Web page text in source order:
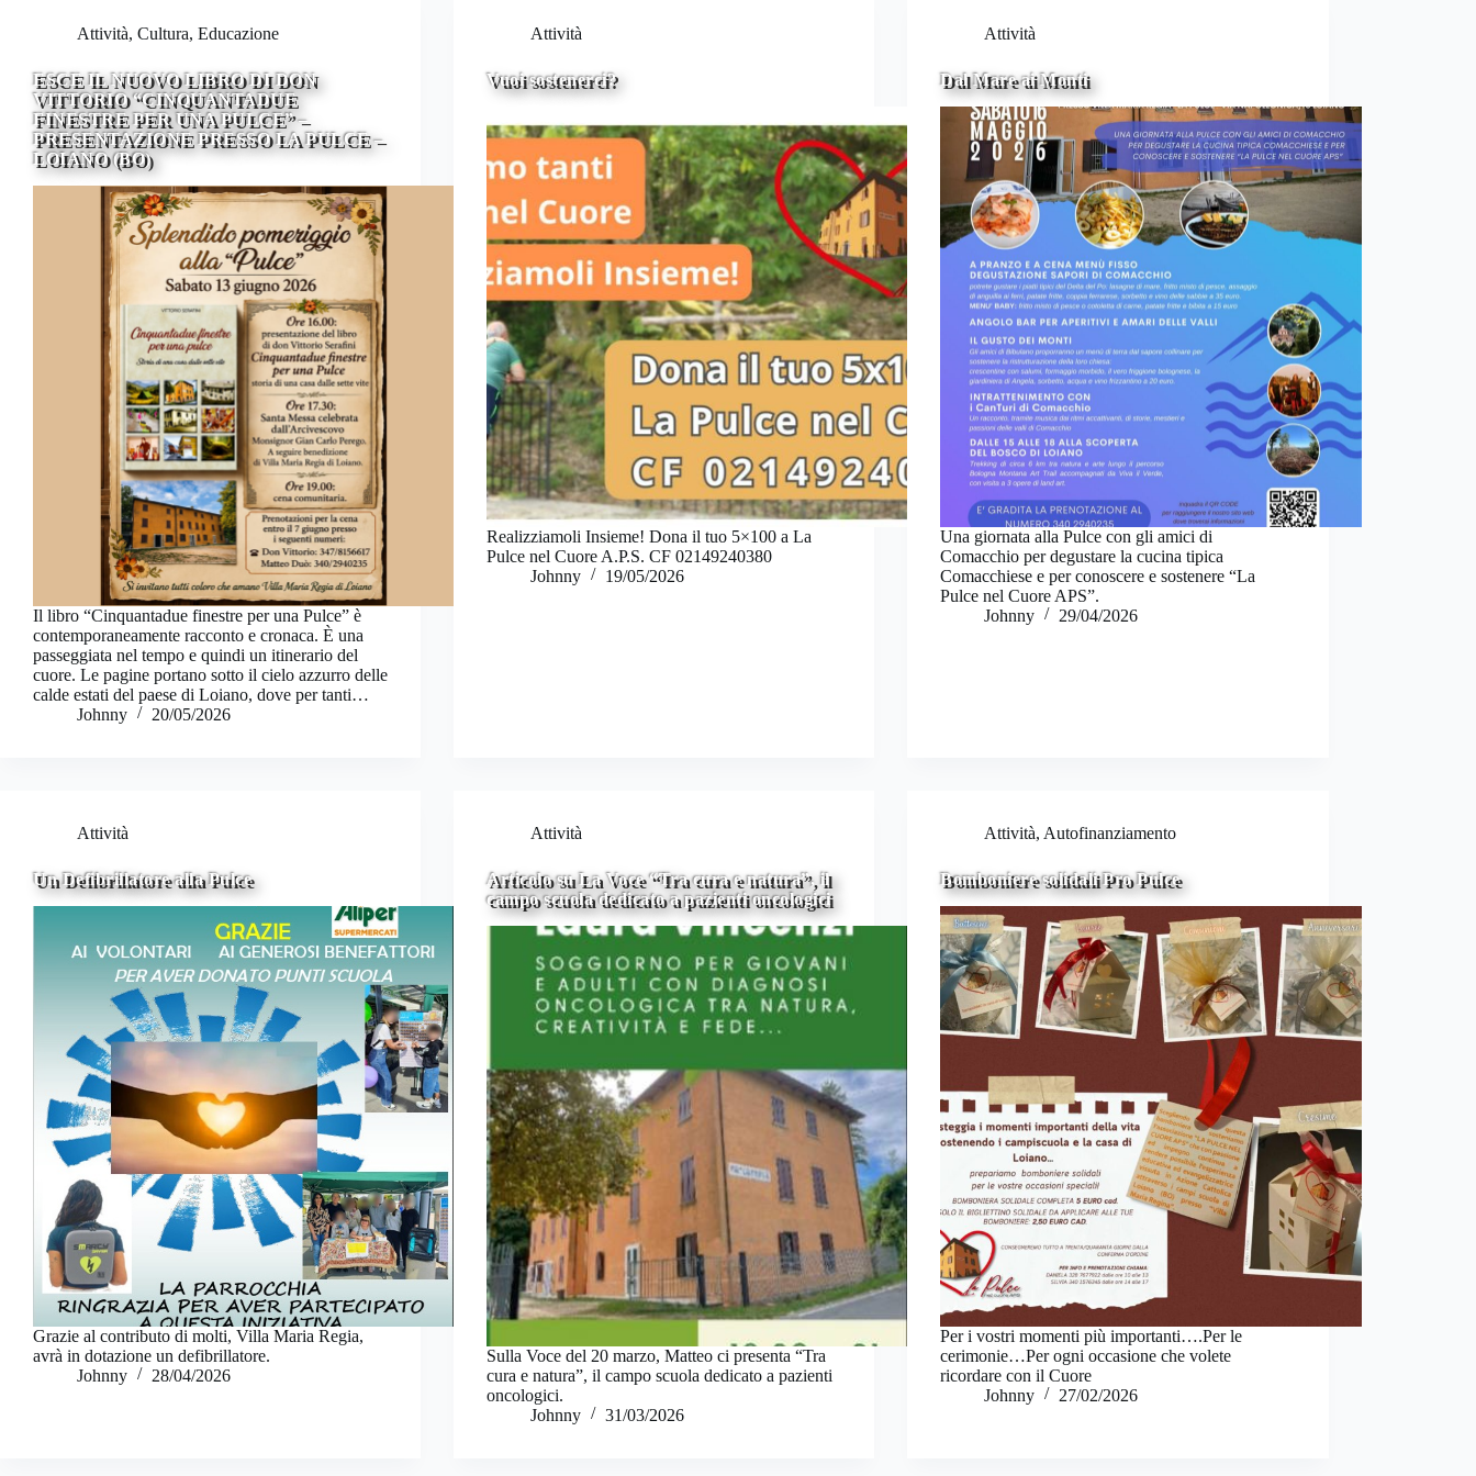
Attività, Cultura, Educazione
ESCE IL NUOVO LIBRO DI DON
VITTORIO “CINQUANTADUE
FINESTRE PER UNA PULCE” –
PRESENTAZIONE PRESSO LA PULCE –
LOIANO (BO)
Il libro “Cinquantadue finestre per una Pulce” è
contemporaneamente racconto e cronaca. È una
passeggiata nel tempo e quindi un itinerario del
cuore. Le pagine portano sotto il cielo azzurro delle
calde estati del paese di Loiano, dove per tanti…
Johnny
20/05/2026
Attività
Vuoi sostenerci?
Realizziamoli Insieme! Dona il tuo 5×100 a La
Pulce nel Cuore A.P.S. CF 02149240380
Johnny
19/05/2026
Attività
Dal Mare ai Monti
Una giornata alla Pulce con gli amici di
Comacchio per degustare la cucina tipica
Comacchiese e per conoscere e sostenere “La
Pulce nel Cuore APS”.
Johnny
29/04/2026
Attività
Un Defibrillatore alla Pulce
Grazie al contributo di molti, Villa Maria Regia,
avrà in dotazione un defibrillatore.
Johnny
28/04/2026
Attività
Articolo su La Voce “Tra cura e natura”, il
campo scuola dedicato a pazienti oncologici
Sulla Voce del 20 marzo, Matteo ci presenta “Tra
cura e natura”, il campo scuola dedicato a pazienti
oncologici.
Johnny
31/03/2026
Attività, Autofinanziamento
Bomboniere solidali Pro Pulce
Per i vostri momenti più importanti….Per le
cerimonie…Per ogni occasione che volete
ricordare con il Cuore
Johnny
27/02/2026